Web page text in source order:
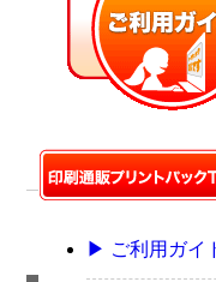
▶ ご利用ガイ